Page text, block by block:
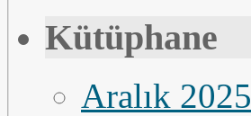
Kütüphane
Aralık 2025